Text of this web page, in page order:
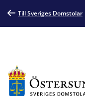
Till Sveriges Domstolar